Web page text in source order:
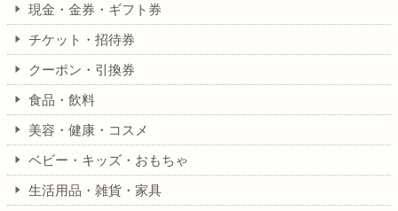
現金・金券・ギフト券
チケット・招待券
クーポン・引換券
食品・飲料
美容・健康・コスメ
ベビー・キッズ・おもちゃ
生活用品・雑貨・家具